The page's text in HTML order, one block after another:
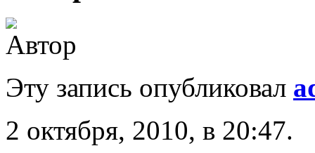
Эту запись опубликовал
2 октября, 2010, в 20:47.